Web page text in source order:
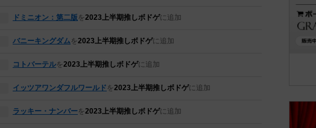
ドミニオン：第二版 を2023上半期推しボドゲに追加
バニーキングダムを2023上半期推しボドゲに追加
コトバーテルを2023上半期推しボドゲに追加
イッツアワンダフルワールド を2023上半期推しボドゲに追加
ラッキー・ナンバーを2023上半期推しボドゲに追加